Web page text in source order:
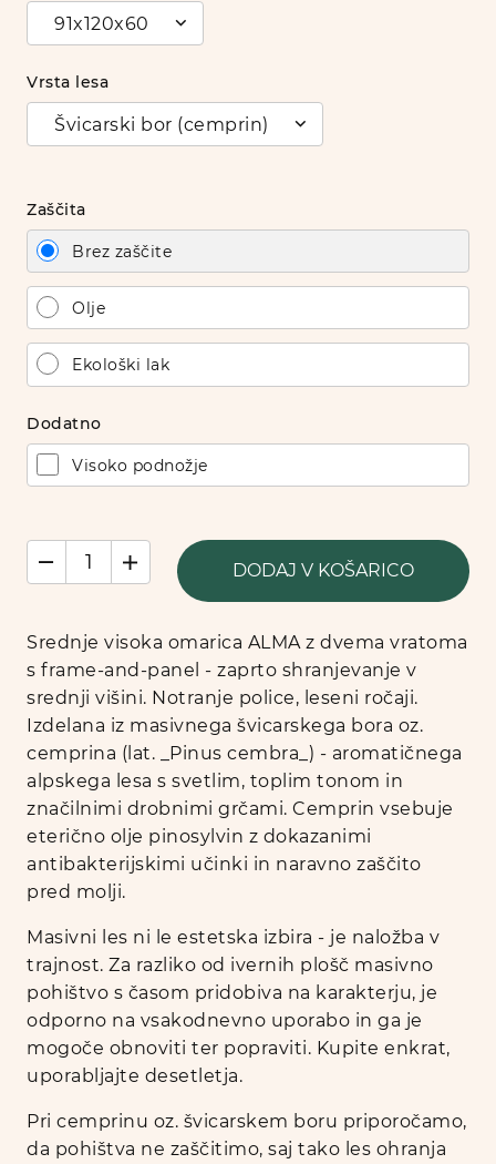
91x120x60
Vrsta lesa
Švicarski bor (cemprin)
Zaščita
Brez zaščite
Olje
Ekološki lak
Dodatno
Visoko podnožje
DODAJ V KOŠARICO
Srednje visoka omarica ALMA z dvema vratoma
s frame-and-panel - zaprto shranjevanje v
srednji višini. Notranje police, leseni ročaji.
Izdelana iz masivnega švicarskega bora oz.
cemprina (lat. _Pinus cembra_) - aromatičnega
alpskega lesa s svetlim, toplim tonom in
značilnimi drobnimi grčami. Cemprin vsebuje
eterično olje pinosylvin z dokazanimi
antibakterijskimi učinki in naravno zaščito
pred molji.
Masivni les ni le estetska izbira - je naložba v
trajnost. Za razliko od ivernih plošč masivno
pohištvo s časom pridobiva na karakterju, je
odporno na vsakodnevno uporabo in ga je
mogoče obnoviti ter popraviti. Kupite enkrat,
uporabljajte desetletja.
Pri cemprinu oz. švicarskem boru priporočamo,
da pohištva ne zaščitimo, saj tako les ohranja